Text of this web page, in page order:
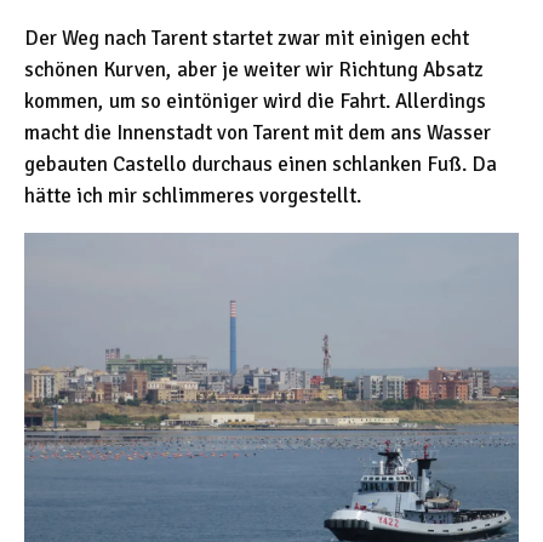
Der Weg nach Tarent startet zwar mit einigen echt
schönen Kurven, aber je weiter wir Richtung Absatz
kommen, um so eintöniger wird die Fahrt. Allerdings
macht die Innenstadt von Tarent mit dem ans Wasser
gebauten Castello durchaus einen schlanken Fuß. Da
hätte ich mir schlimmeres vorgestellt.